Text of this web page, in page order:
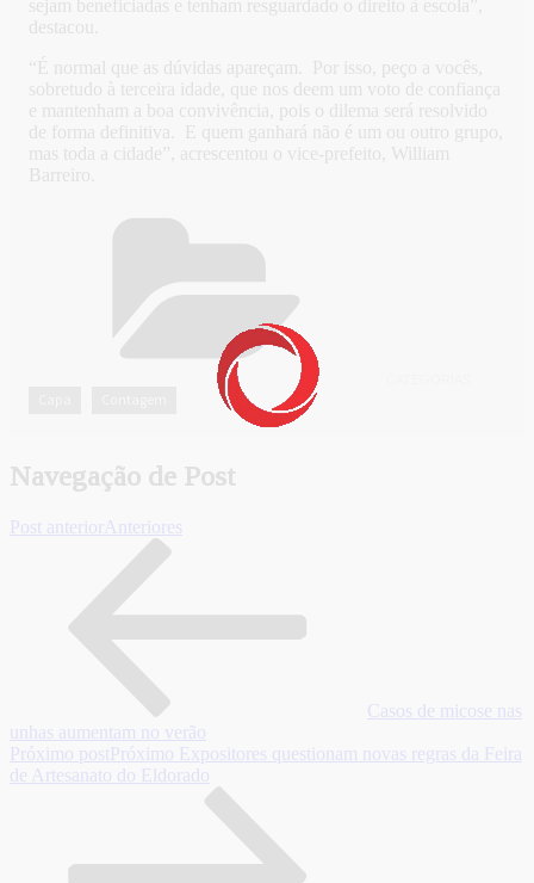
sejam beneficiadas e tenham resguardado o direito à escola”,
destacou.
“É normal que as dúvidas apareçam. Por isso, peço a vocês,
sobretudo à terceira idade, que nos deem um voto de confiança
e mantenham a boa convivência, pois o dilema será resolvido
de forma definitiva. E quem ganhará não é um ou outro grupo,
mas toda a cidade”, acrescentou o vice-prefeito, William
Barreiro.
Navegação de Post
Post anterior Anteriores
Casos de micose nas
unhas aumentam no verão
Próximo post Próximo Expositores questionam novas regras da Feira
de Artesanato do Eldorado